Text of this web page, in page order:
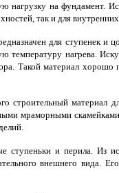
нагрузку на фундамент.
так и для
для ступенек и
нагрева.
Такой материал хорошо
строительный материал
мраморными
ступеньки и перила. Из
внешнего вида.